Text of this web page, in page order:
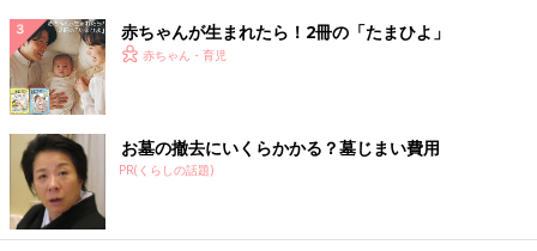
具材をプラスして自分好みにアレンジ！金のマルゲ
リータ
赤ちゃんが生まれたら！2冊の「たまひよ」
赤ちゃん・育児
お墓の撤去にいくらかかる？墓じまい費用
PR(くらしの話題)